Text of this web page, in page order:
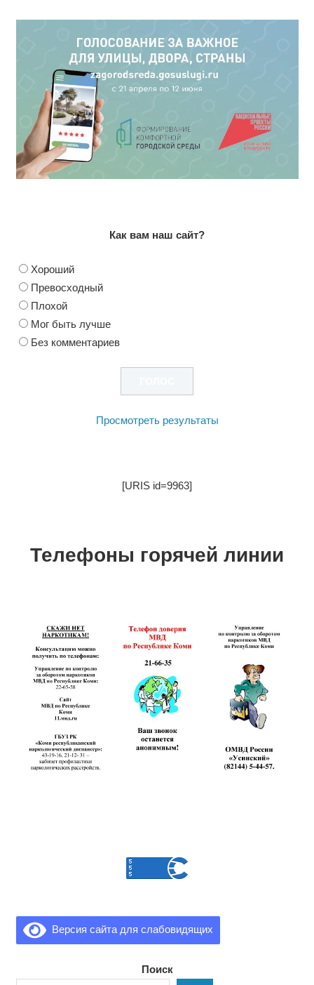
Как вам наш сайт?
Хороший
Превосходный
Плохой
Мог быть лучше
Без комментариев
Просмотреть результаты
[URIS id=9963]
Телефоны горячей линии
Версия сайта для слабовидящих
Поиск